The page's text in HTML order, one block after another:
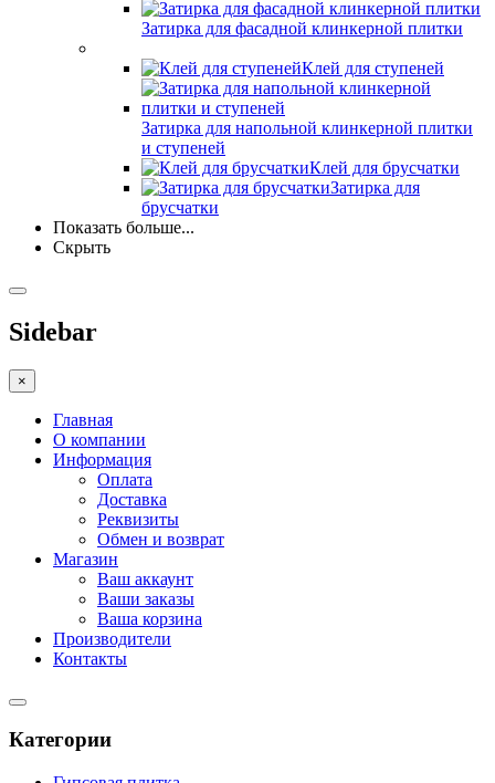
Затирка для фасадной клинкерной плитки
Клей для ступеней
Затирка для напольной клинкерной плитки
и ступеней
Клей для брусчатки
Затирка для
брусчатки
Показать больше...
Скрыть
Sidebar
×
Главная
О компании
Информация
Оплата
Доставка
Реквизиты
Обмен и возврат
Магазин
Ваш аккаунт
Ваши заказы
Ваша корзина
Производители
Контакты
Категории